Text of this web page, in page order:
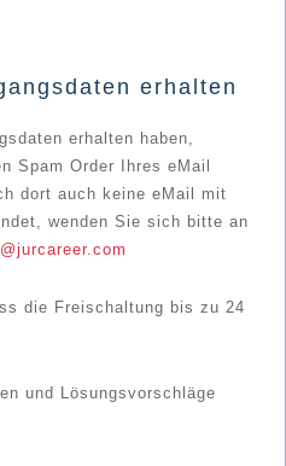
erhalten
erhalten haben,
Spam Order Ihres eMail
dort auch keine eMail mit
wenden Sie sich bitte an
die Freischaltung bis zu 24
und Lösungsvorschläge